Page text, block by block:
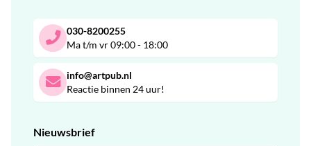
030-8200255
Ma t/m vr 09:00 - 18:00
info@artpub.nl
Reactie binnen 24 uur!
Nieuwsbrief